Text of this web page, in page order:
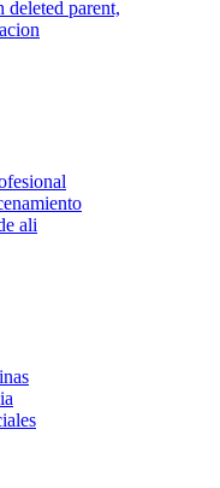
deleted parent,
ali